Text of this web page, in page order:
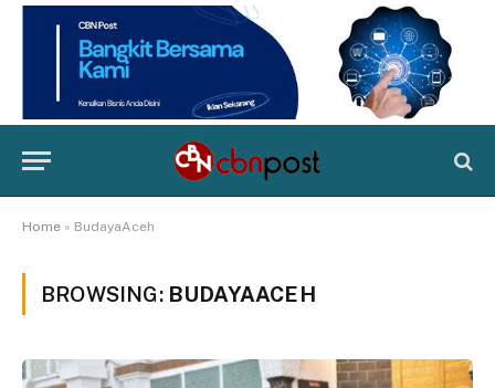
Home » BudayaAceh
BROWSING: BUDAYAACEH